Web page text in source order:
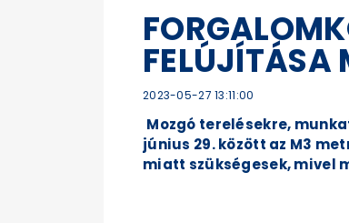
FELÚJÍTÁSA
2023-05-27 13:11:00
Mozgó terelésekre,
június 29. között az M3
miatt szükségesek, mivel